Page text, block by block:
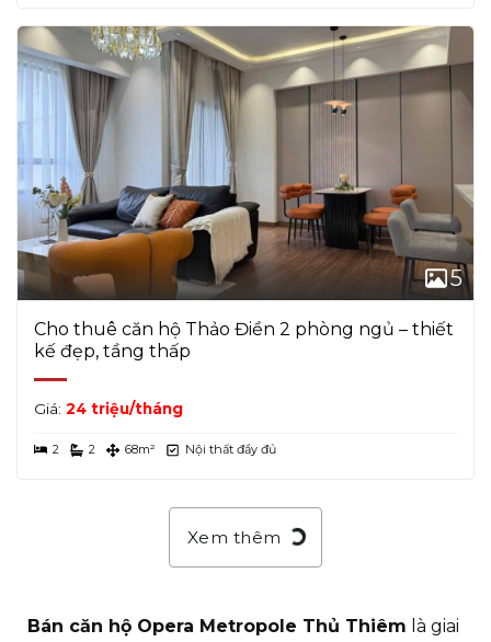
5
Cho thuê căn hộ Thảo Điền 2 phòng ngủ – thiết
kế đẹp, tầng thấp
Giá: 24 triệu/tháng
2 2 68m² Nội thất đầy đủ
Xem thêm
Bán căn hộ Opera Metropole Thủ Thiêm là giai